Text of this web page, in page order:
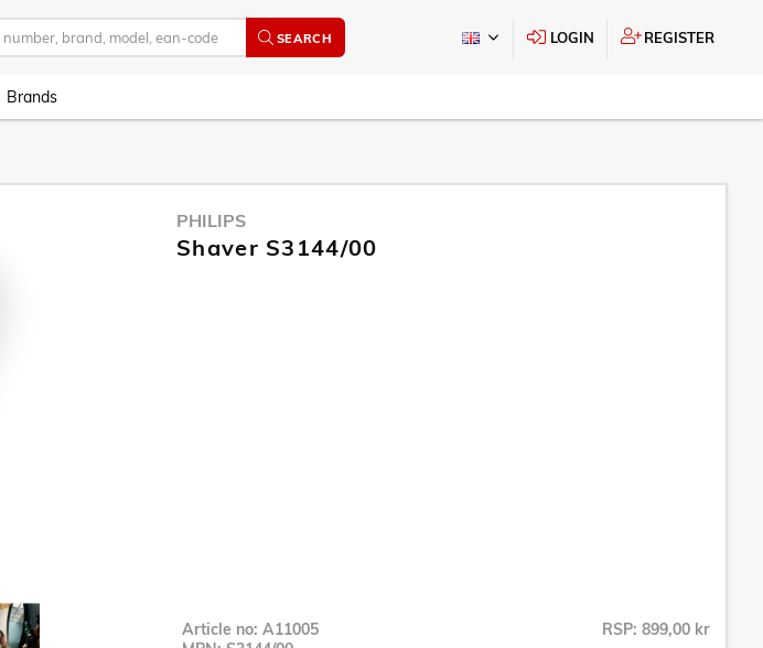
SEARCH LOGIN REGISTER
Brands
PHILIPS
Shaver S3144/00
Article no: A11005
RSP: 899,00 kr